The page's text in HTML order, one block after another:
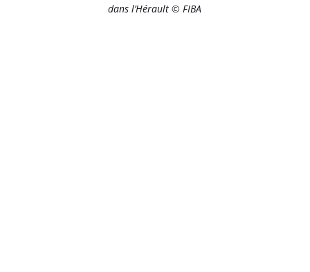
dans l’Hérault © FIBA